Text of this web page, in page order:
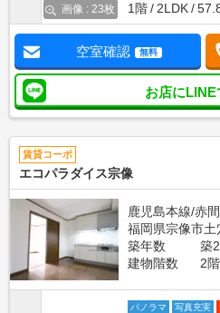
画像 : 23枚
1階
2LDK
空室確認 無料
お店にLINE
賃貸コーポ
エコパラダイス宗像
鹿児島本線/赤
福岡県宗像市土
築年数
築
建物階数
2
パノラマ 写真充実